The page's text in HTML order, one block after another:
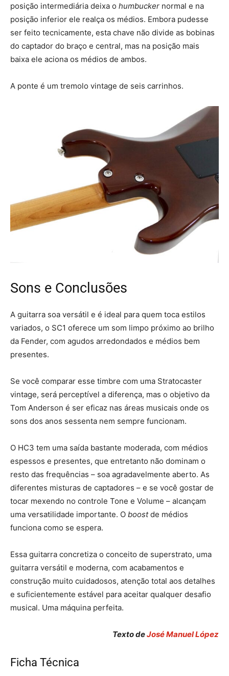
posição intermediária deixa o humbucker normal e na
posição inferior ele realça os médios. Embora pudesse
ser feito tecnicamente, esta chave não divide as bobinas
do captador do braço e central, mas na posição mais
baixa ele aciona os médios de ambos.
A ponte é um tremolo vintage de seis carrinhos.
Sons e Conclusões
A guitarra soa versátil e é ideal para quem toca estilos
variados, o SC1 oferece um som limpo próximo ao brilho
da Fender, com agudos arredondados e médios bem
presentes.
Se você comparar esse timbre com uma Stratocaster
vintage, será perceptível a diferença, mas o objetivo da
Tom Anderson é ser eficaz nas áreas musicais onde os
sons dos anos sessenta nem sempre funcionam.
O HC3 tem uma saída bastante moderada, com médios
espessos e presentes, que entretanto não dominam o
resto das frequências – soa agradavelmente aberto. As
diferentes misturas de captadores – e se você gostar de
tocar mexendo no controle Tone e Volume – alcançam
uma versatilidade importante. O boostde médios
funciona como se espera.
Essa guitarra concretiza o conceito de superstrato, uma
guitarra versátil e moderna, com acabamentos e
construção muito cuidadosos, atenção total aos detalhes
e suficientemente estável para aceitar qualquer desafio
musical. Uma máquina perfeita.
Texto deJosé Manuel López
Ficha Técnica